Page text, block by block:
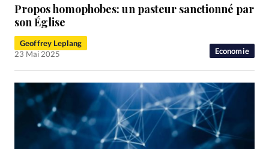
Economie
Propos homophobes: un pasteur sanctionné par
son Église
Geoffrey Leplang
23 Mai 2025